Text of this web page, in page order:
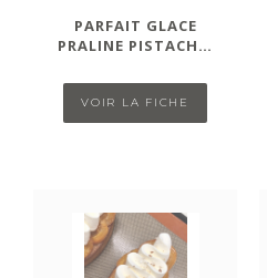
PARFAIT GLACE
PRALINE PISTACHE,
FRAISES
VOIR LA FICHE